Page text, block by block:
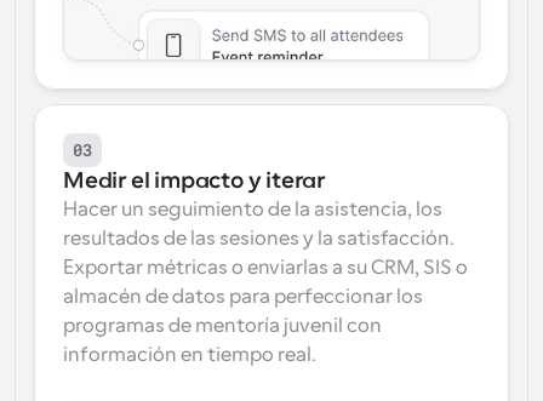
03
Medir el impacto y iterar
Hacer un seguimiento de la asistencia, los
resultados de las sesiones y la satisfacción.
Exportar métricas o enviarlas a su CRM, SIS o
almacén de datos para perfeccionar los
programas de mentoría juvenil con
información en tiempo real.